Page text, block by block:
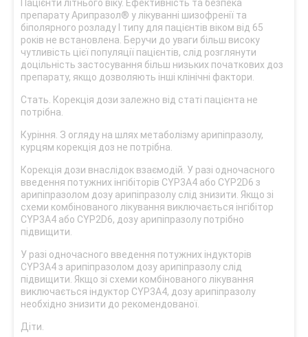
Пацієнти літнього віку. Ефективність та безпека
препарату Арипразол® у лікуванні шизофренії та
біполярного розладу I типу для пацієнтів віком від 65
років не встановлена. Беручи до уваги більш високу
чутливість цієї популяції пацієнтів, слід розглянути
доцільність застосування більш низьких початкових доз
препарату, якщо дозволяють інші клінічні фактори.
Стать. Корекція дози залежно від статі пацієнта не
потрібна.
Куріння. З огляду на шлях метаболізму арипіпразолу,
курцям корекція доз не потрібна.
Корекція дози внаслідок взаємодій. У разі одночасного
введення потужних інгібіторів CYP3A4 або CYP2D6 з
арипіпразолом дозу арипіпразолу слід знизити. Якщо зі
схеми комбінованого лікування виключається інгібітор
CYP3A4 або CYP2D6, дозу арипіпразолу потрібно
підвищити.
У разі одночасного введення потужних індукторів
CYP3A4 з арипіпразолом дозу арипіпразолу слід
підвищити. Якщо зі схеми комбінованого лікування
виключається індуктор CYP3A4, дозу арипіпразолу
необхідно знизити до рекомендованої.
Діти.